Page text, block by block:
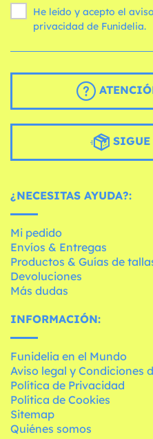
He leído y acepto el
privacidad de Funidelia.
¿NECESITAS AYUDA?:
Mi pedido
Envíos & Entregas
Productos & Guías de
Devoluciones
Más dudas
INFORMACIÓN:
Funidelia en el Mundo
Aviso legal y Condiciones
Política de Privacidad
Política de Cookies
Sitemap
Quiénes somos